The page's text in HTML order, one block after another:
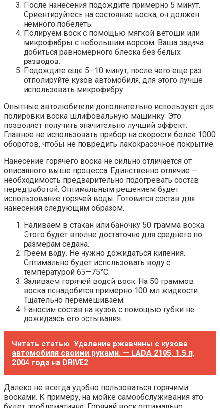
После нанесения подождите примерно 5 минут.
Ориентируйтесь на состояние воска, он должен
немного побелеть.
Полируем воск с помощью мягкой ветоши или
микрофибры с небольшим ворсом. Ваша задача
добиться равномерного блеска без белых
разводов.
Подождите еще 5–10 минут, после чего еще раз
отполируйте кузов автомобиля, для этого лучше
использовать микрофибру.
Опытные автолюбители дополнительно используют для
полировки воска шлифовальную машинку. Это
позволяет получить значительно лучший эффект.
Главное не использовать прибор на скорости более 1000
оборотов, чтобы не повредить лакокрасочное покрытие.
Нанесение горячего воска не сильно отличается от
описанного выше процесса. Единственно отличие —
необходимость предварительно подогревать состав
перед работой. Оптимальным решением будет
использование горячей воды. Готовится состав для
нанесения следующим образом.
Наливаем в стакан или баночку 50 грамма воска.
Этого будет вполне достаточно для среднего по
размерам седана.
Греем воду. Не нужно дожидаться кипения.
Оптимально будет использовать воду с
температурой 65—75°C.
Заливаем горячей водой воск. На 50 граммов
воска понадобится примерно 100 мл жидкости.
Тщательно перемешиваем.
Наносим состав на кузов с помощью губки не
дожидаясь его остывания.
Читать статью Удаление ржавчины с кузова
автомобиля своими руками. — LADA 2105, 1.5 л,
2004 года на DRIVE2
Далеко не всегда удобно пользоваться горячими
восками. К примеру, на мойке самообслуживания это